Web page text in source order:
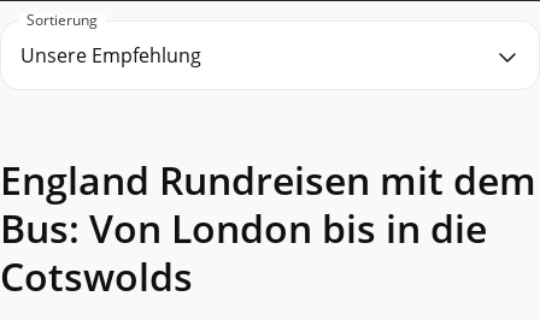
Sortierung
England Rundreisen mit dem
Bus: Von London bis in die
Cotswolds